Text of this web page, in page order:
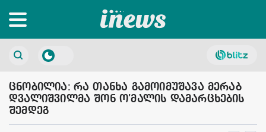
ცნობილია: რა თანხა გამოიმუშავა მერაბ
დვალიშვილმა შონ ო'მალის დამარცხების
შემდეგ